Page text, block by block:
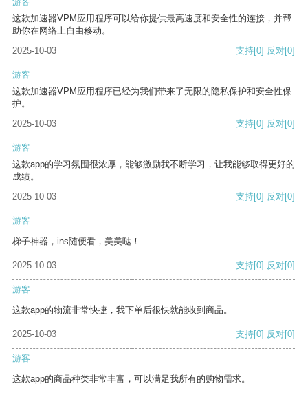
这款加速器VPM应用程序可以给你提供最高速度和安全性的连接，并帮
助你在网络上自由移动。
2025-10-03
支持[0] 反对[0]
游客
这款加速器VPM应用程序已经为我们带来了无限的隐私保护和安全性保
护。
2025-10-03
支持[0] 反对[0]
游客
这款app的学习氛围很浓厚，能够激励我不断学习，让我能够取得更好的
成绩。
2025-10-03
支持[0] 反对[0]
游客
梯子神器，ins随便看，美美哒！
2025-10-03 支持[0] 反对[0]
游客
这款app的物流非常快捷，我下单后很快就能收到商品。
2025-10-03 支持[0] 反对[0]
游客
这款app的商品种类非常丰富，可以满足我所有的购物需求。